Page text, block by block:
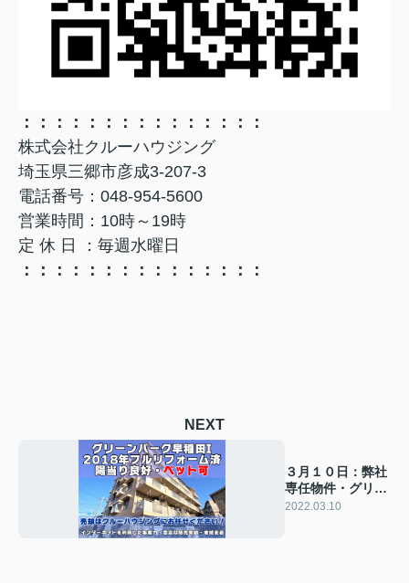
：：：：：：：：：：：：：：：
株式会社クルーハウジング
埼玉県三郷市彦成3-207-3
電話番号：048-954-5600
営業時間：10時～19時
定 休 日 ：毎週水曜日
：：：：：：：：：：：：：：：
NEXT
３月１０日：弊社
専任物件・グリー
ンパーク早稲田
2022.03.10